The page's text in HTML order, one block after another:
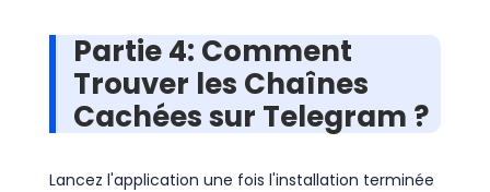
Partie 4: Comment
Trouver les Chaînes
Cachées sur Telegram ?
Lancez l'application une fois l'installation terminée